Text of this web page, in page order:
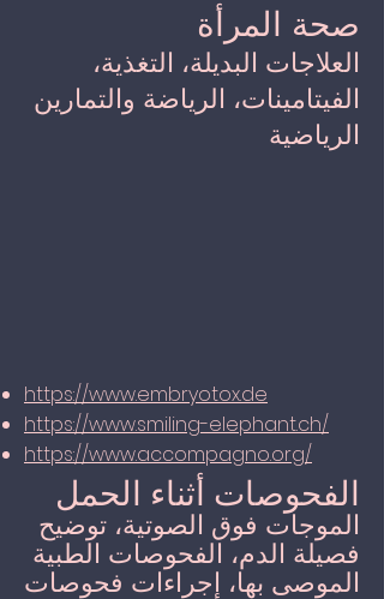
صحة المرأة
العلاجات البديلة، التغذية،
الفيتامينات، الرياضة والتمارين
الرياضية
https://www.embryotox.de
https://www.smiling-elephant.ch/
https://www.accompagno.org/
الفحوصات أثناء الحمل
الموجات فوق الصوتية، توضيح
فصيلة الدم، الفحوصات الطبية
الموصى بها، إجراءات فحوصات